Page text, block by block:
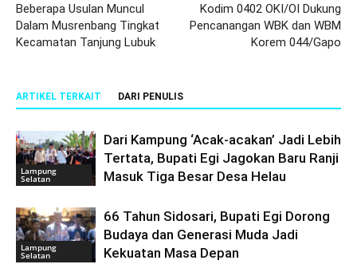
Beberapa Usulan Muncul
Dalam Musrenbang Tingkat
Kecamatan Tanjung Lubuk
Kodim 0402 OKI/OI Dukung
Pencanangan WBK dan WBM
Korem 044/Gapo
ARTIKEL TERKAIT DARI PENULIS
Lampung
Selatan
Dari Kampung ‘Acak-acakan’ Jadi Lebih
Tertata, Bupati Egi Jagokan Baru Ranji
Masuk Tiga Besar Desa Helau
Lampung
Selatan
66 Tahun Sidosari, Bupati Egi Dorong
Budaya dan Generasi Muda Jadi
Kekuatan Masa Depan